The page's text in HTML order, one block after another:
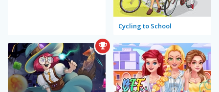
Cycling to School